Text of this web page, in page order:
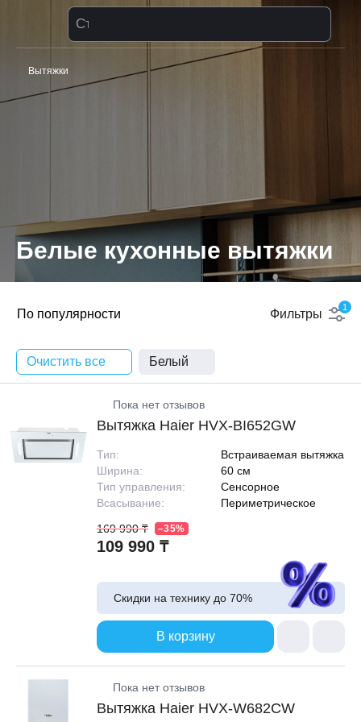
Стиральная машина
Вытяжки
Белые кухонные вытяжки
По популярности Фильтры 1
Очистить все Белый
Пока нет отзывов
Вытяжка Haier HVX-BI652GW
Тип:
Встраиваемая вытяжка
Ширина:
60 см
Тип управления:
Сенсорное
Всасывание:
Периметрическое
109 990 ₸
169 990 ₸ –35%
Скидки на технику до 70%
В корзину
Пока нет отзывов
Вытяжка Haier HVX-W682CW